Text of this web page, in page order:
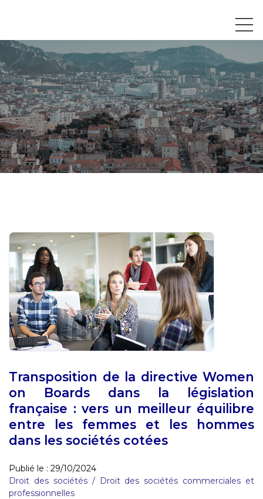
Transposition de la directive Women
on Boards dans la législation
française : vers un meilleur équilibre
entre les femmes et les hommes
dans les sociétés cotées
Publié le : 29/10/2024
Droit des sociétés/ Droit des sociétés commerciales et
professionnelles